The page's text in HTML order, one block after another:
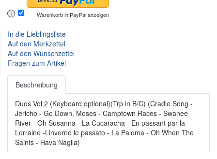
? Warenkorb in PayPal anzeigen
In die Lieblingsliste
Auf den Merkzettel
Auf den Wunschzettel
Fragen zum Artikel
Beschreibung
Duos Vol.2 (Keyboard optional)(Trp in B/C) (Cradle Song -
Jericho - Go Down, Moses - Camptown Races - Swanee
River - Oh Susanna - La Cucaracha - En passant par la
Lorraine -Linverno le passato - La Paloma - Oh When The
Saints - Hava Nagila)